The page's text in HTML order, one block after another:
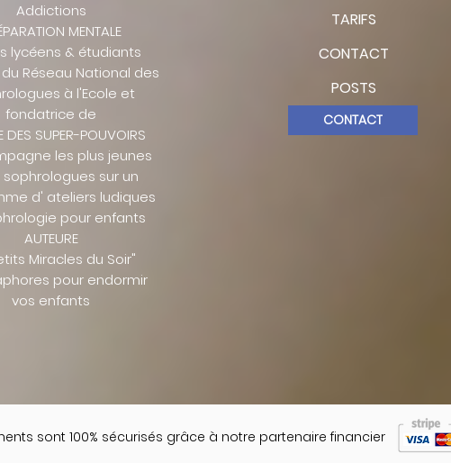
Addictions
MENTALE
lycéens & étudiants
Réseau National des
à l'Ecole et
fondatrice de
DES SUPER-POUVOIRS
les plus jeunes
sur un
d' ateliers ludiques
pour enfants
AUTEURE
Miracles du Soir"
pour endormir
vos enfants
TARIFS
CONTACT
POSTS
CONTACT
sont 100% sécurisés grâce à notre partenaire financier